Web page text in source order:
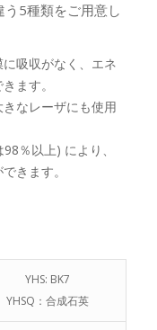
5種類をご用意し
吸収がなく、エネ
ます。
なレーザにも使用
％以上) により、
きます。
YHS: BK7
YHSQ：合成石英